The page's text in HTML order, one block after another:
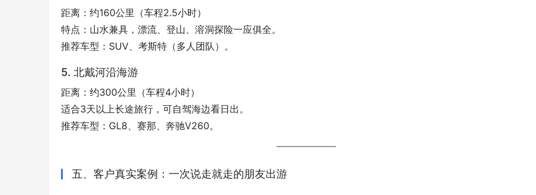
距离：约160公里（车程2.5小时）
特点：山水兼具，漂流、登山、溶洞探险一应俱全。
推荐车型：SUV、考斯特（多人团队）。
5. 北戴河沿海游
距离：约300公里（车程4小时）
适合3天以上长途旅行，可自驾海边看日出。
推荐车型：GL8、赛那、奔驰V260。
五、客户真实案例：一次说走就走的朋友出游